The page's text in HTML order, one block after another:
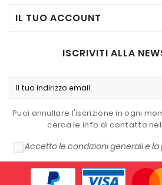
IL TUO ACCOUNT
ISCRIVITI ALLA
Puoi annullare l'iscrizione in ogni
cerca le info di contatto
Accetto le condizioni generali e la